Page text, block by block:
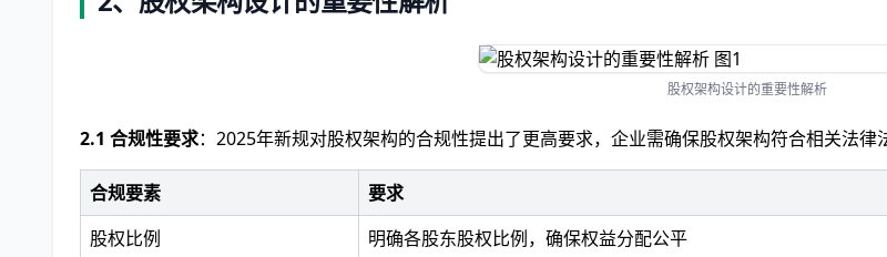
股权架构设计的重要性解析
2.1 合规性要求：2025年新规对股权架构的合规性提出了更高要求，企业需确保股权架构符合相关法律
合规要素
要求
股权比例
明确各股东股权比例，确保权益分配公平